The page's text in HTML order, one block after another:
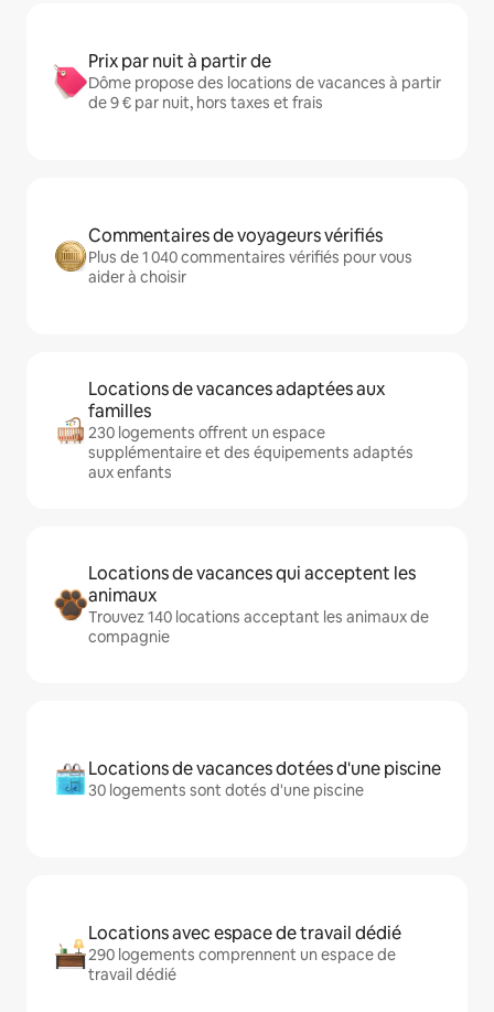
Prix par nuit à partir de
Dôme propose des locations de vacances à partir
de 9 € par nuit, hors taxes et frais
Commentaires de voyageurs vérifiés
Plus de 1 040 commentaires vérifiés pour vous
aider à choisir
Locations de vacances adaptées aux
familles
230 logements offrent un espace
supplémentaire et des équipements adaptés
aux enfants
Locations de vacances qui acceptent les
animaux
Trouvez 140 locations acceptant les animaux de
compagnie
Locations de vacances dotées d'une piscine
30 logements sont dotés d'une piscine
Locations avec espace de travail dédié
290 logements comprennent un espace de
travail dédié